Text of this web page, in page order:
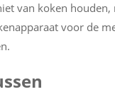
van koken
voor de